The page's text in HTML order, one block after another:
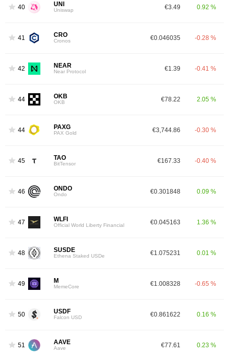
40 UNI
Uniswap €3.49 0.92 %
41 CRO
Cronos €0.046035 -0.28 %
42 NEAR
Near Protocol €1.39 -0.41 %
44 OKB
OKB €78.22 2.05 %
44 PAXG
PAX Gold €3,744.86 -0.30 %
45 TAO
BitTensor €167.33 -0.40 %
46 ONDO
Ondo €0.301848 0.09 %
47 WLFI
Official World Liberty Financial €0.045163 1.36 %
48 SUSDE
Ethena Staked USDe €1.075231 0.01 %
49 M
MemeCore €1.008328 -0.65 %
50 USDF
Falcon USD €0.861622 0.16 %
51 AAVE
Aave €77.61 0.23 %